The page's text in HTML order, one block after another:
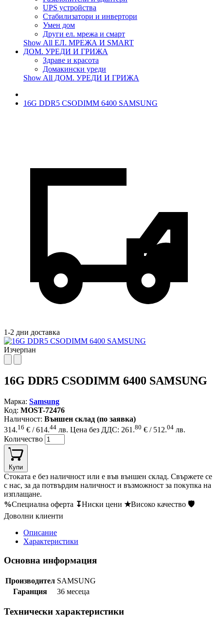
UPS устройства
Стабилизатори и инвертори
Умен дом
Други ел. мрежа и смарт
Show All ЕЛ. МРЕЖА И SMART
ДОМ. УРЕДИ И ГРИЖА
Здраве и красота
Домакински уреди
Show All ДОМ. УРЕДИ И ГРИЖА
16G DDR5 CSODIMM 6400 SAMSUNG
1-2 дни доставка
Изчерпан
16G DDR5 CSODIMM 6400 SAMSUNG
Марка: Samsung
Код: MOST-72476
Наличност: Външен склад (по заявка)
314.16 € / 614.44 лв. Цена без ДДС: 261.80 € / 512.04 лв.
Количество
Купи
Стоката е без наличност или е във външен склад. Свържете се
с нас, за да потвърдим наличност и възможност за покупка на
изплащане.
%Специална оферта ↧Ниски цени ★Високо качество 🛡
Доволни клиенти
Описание
Характеристики
Основна информация
Производител SAMSUNG
Гаранция
36 месеца
Технически характеристики